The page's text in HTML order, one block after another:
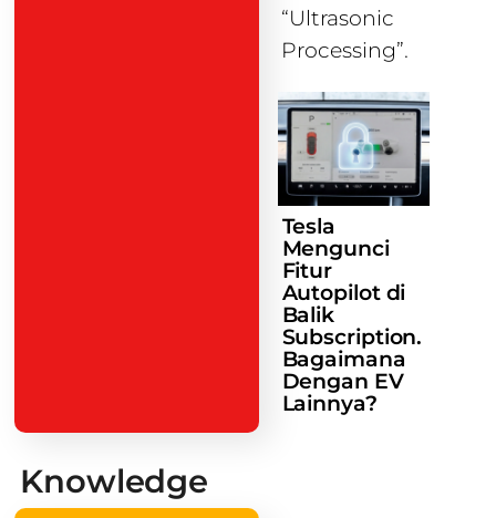
“Ultrasonic
Processing”.
Tesla
Mengunci
Fitur
Autopilot di
Balik
Subscription.
Bagaimana
Dengan EV
Lainnya?
Knowledge